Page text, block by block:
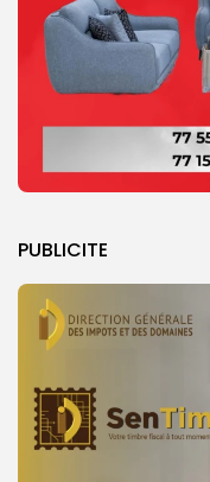
PUBLICITE